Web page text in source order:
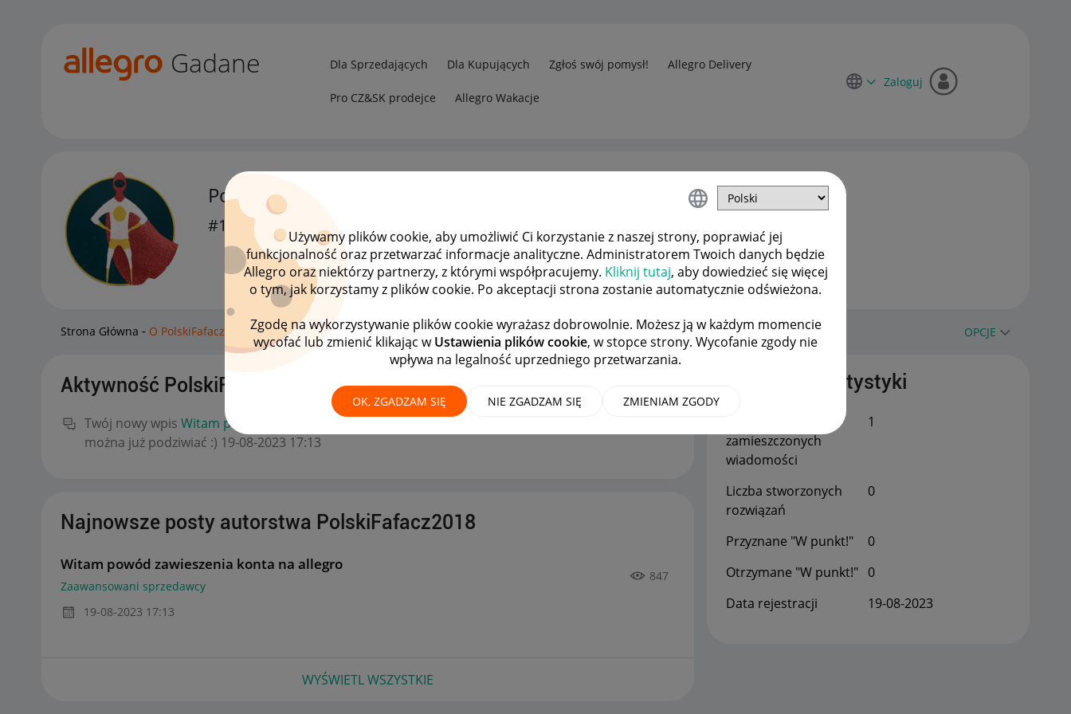
Używamy plików cookie, aby umożliwić Ci korzystanie z naszej strony, poprawiać jej
funkcjonalność oraz przetwarzać informacje analityczne. Administratorem Twoich danych będzie
Allegro oraz niektórzy partnerzy, z którymi współpracujemy. Kliknij tutaj, aby dowiedzieć się więcej
o tym, jak korzystamy z plików cookie. Po akceptacji strona zostanie automatycznie odświeżona.
Zgodę na wykorzystywanie plików cookie wyrażasz dobrowolnie. Możesz ją w każdym momencie
wycofać lub zmienić klikając wUstawienia plików cookie, w stopce strony. Wycofanie zgody nie
wpływa na legalność uprzedniego przetwarzania.
OK, ZGADZAM SIĘ NIE ZGADZAM SIĘ ZMIENIAM ZGODY
Gadane Dla Sprzedających Dla Kupujących Zgłoś swój pomysł! Allegro Delivery
Pro CZ&SK prodejce Allegro Wakacje
Zaloguj
PolskiFafacz201
#1 Nowicjusz
Strona Główna O PolskiFafacz2018 OPCJE
Aktywność PolskiFafacz2018
Twój nowy wpis Witam powód zawieszenia konta na allegro
można już podziwiać :) ‎19-08-2023 17:13
Najnowsze posty autorstwa PolskiFafacz2018
Witam powód zawieszenia konta na allegro
Zaawansowani sprzedawcy
847
‎19-08-2023 17:13
WYŚWIETL WSZYSTKIE
Publiczne statystyki
zamieszczonych
wiadomości
1
Liczba stworzonych
rozwiązań
0
Przyznane "W punkt!"
0
Otrzymane "W punkt!" 0
Data rejestracji
‎19-08-2023